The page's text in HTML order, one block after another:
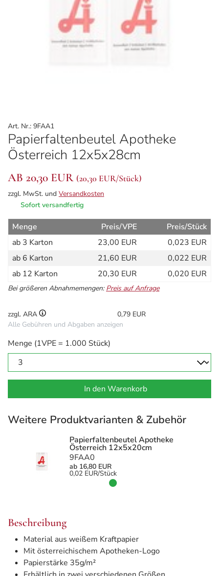
Art. Nr.: 9FAA1
Papierfaltenbeutel Apotheke
Österreich 12x5x28cm
AB 20,30 EUR (20,30 EUR/Stück)
zzgl. MwSt. und Versandkosten
Sofort versandfertig
Menge Preis/VPE
Preis/Stück
ab 3 Karton
23,00 EUR
0,023 EUR
ab 6 Karton
21,60 EUR
0,022 EUR
ab 12 Karton
20,30 EUR 0,020 EUR
Bei größeren Abnahmemengen: Preis auf Anfrage
zzgl. ARA
0,79 EUR
Alle Gebühren und Abgaben anzeigen
Menge (1VPE = 1.000 Stück)
In den Warenkorb
Beschreibung
Material aus weißem Kraftpapier
Mit österreichischem Apotheken-Logo
Papierstärke 35g/m²
Weitere Produktvarianten & Zubehör
Papierfaltenbeutel Apotheke
Österreich 12x5x20cm
9FAA0
ab 16,80 EUR
0,02 EUR/Stück